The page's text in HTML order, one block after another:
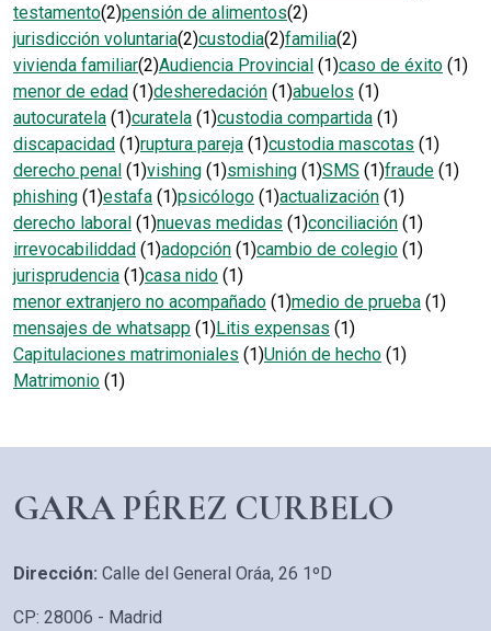
testamento(2)pensión de alimentos(2)
jurisdicción voluntaria(2)custodia(2)familia(2)
vivienda familiar(2)Audiencia Provincial (1)caso de éxito (1)
menor de edad (1)desheredación (1)abuelos (1)
autocuratela (1)curatela (1)custodia compartida (1)
discapacidad (1)ruptura pareja (1)custodia mascotas (1)
derecho penal (1)vishing (1)smishing (1)SMS (1)fraude (1)
phishing (1)estafa (1)psicólogo (1)actualización (1)
derecho laboral (1)nuevas medidas (1)conciliación (1)
irrevocabiliddad (1)adopción (1)cambio de colegio (1)
jurisprudencia (1)casa nido (1)
menor extranjero no acompañado (1)medio de prueba (1)
mensajes de whatsapp (1)Litis expensas (1)
Capitulaciones matrimoniales (1)Unión de hecho (1)
Matrimonio (1)
GARA PÉREZ CURBELO
Dirección: Calle del General Oráa, 26 1ºD
CP: 28006 - Madrid